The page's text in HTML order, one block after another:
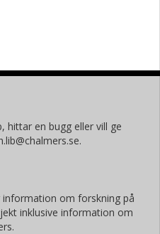
hittar en bugg eller vill ge
information om forskning på
inklusive information om